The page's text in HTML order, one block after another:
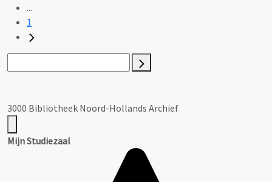
...
1
3000 Bibliotheek Noord-Hollands Archief
Mijn Studiezaal